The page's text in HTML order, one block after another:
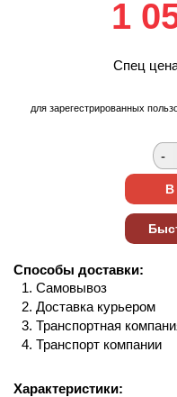
1
Спец
для зарегестрированных
Способы доставки:
Самовывоз
Доставка курьером
Транспортная
Транспорт компании
Характеристики: